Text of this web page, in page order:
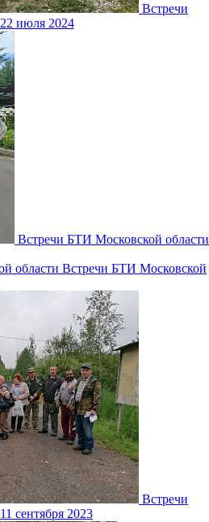
Встречи
22 июля 2024
Встречи БТИ Московской области
Встречи БТИ Московской
Встречи
11 сентября 2023